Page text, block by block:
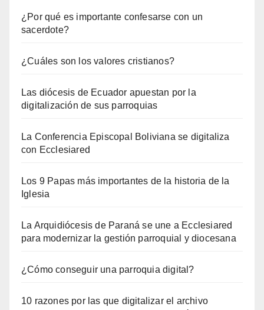
¿Por qué es importante confesarse con un
sacerdote?
¿Cuáles son los valores cristianos?
Las diócesis de Ecuador apuestan por la
digitalización de sus parroquias
La Conferencia Episcopal Boliviana se digitaliza
con Ecclesiared
Los 9 Papas más importantes de la historia de la
Iglesia
La Arquidiócesis de Paraná se une a Ecclesiared
para modernizar la gestión parroquial y diocesana
¿Cómo conseguir una parroquia digital?
10 razones por las que digitalizar el archivo